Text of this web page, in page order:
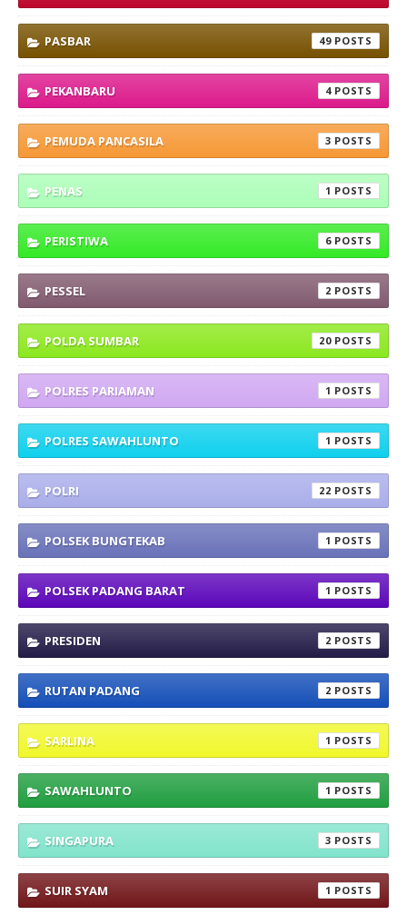
PASBAR 49
PEKANBARU 4
PEMUDA PANCASILA 3
PENAS 1
PERISTIWA 6
PESSEL 2
POLDA SUMBAR 20
POLRES PARIAMAN 1
POLRES SAWAHLUNTO 1
POLRI 22
POLSEK BUNGTEKAB 1
POLSEK PADANG BARAT 1
PRESIDEN 2
RUTAN PADANG 2
SARLINA 1
SAWAHLUNTO 1
SINGAPURA 3
SUIR SYAM 1